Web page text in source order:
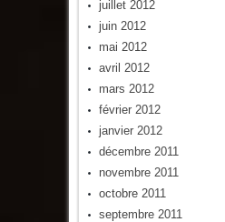
juillet 2012
juin 2012
mai 2012
avril 2012
mars 2012
février 2012
janvier 2012
décembre 2011
novembre 2011
octobre 2011
septembre 2011